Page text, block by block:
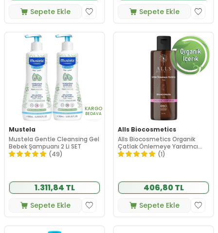
Sepete Ekle Sepete Ekle
KARGO
BEDAVA
Mustela
Mustela Gentle Cleansing Gel
Bebek Şampuanı 2 Li SET
(49)
1.311,84 TL
Sepete Ekle
Alls Biocosmetics
Alls Biocosmetics Organik
Çatlak Önlemeye Yardımcı
Yağ 150 ml
(1)
406,80 TL
Sepete Ekle